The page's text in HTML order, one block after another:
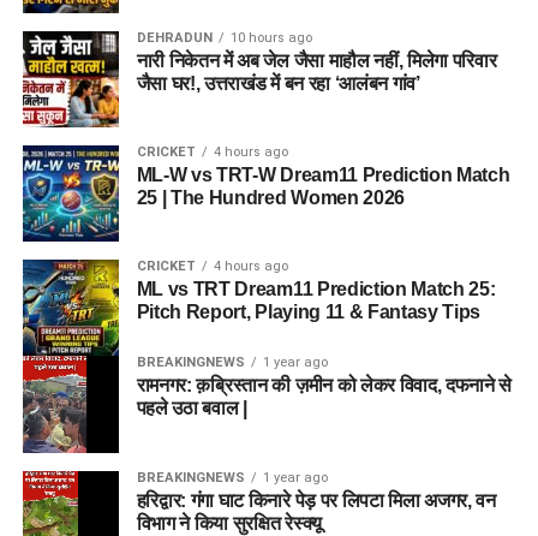
DEHRADUN 10 hours ago
नारी निकेतन में अब जेल जैसा माहौल नहीं, मिलेगा परिवार
जैसा घर!, उत्तराखंड में बन रहा ‘आलंबन गांव’
CRICKET 4 hours ago
ML-W vs TRT-W Dream11 Prediction Match
25 | The Hundred Women 2026
CRICKET 4 hours ago
ML vs TRT Dream11 Prediction Match 25:
Pitch Report, Playing 11 & Fantasy Tips
BREAKINGNEWS 1 year ago
रामनगर: क़ब्रिस्तान की ज़मीन को लेकर विवाद, दफनाने से
पहले उठा बवाल |
BREAKINGNEWS 1 year ago
हरिद्वार: गंगा घाट किनारे पेड़ पर लिपटा मिला अजगर, वन
विभाग ने किया सुरक्षित रेस्क्यू